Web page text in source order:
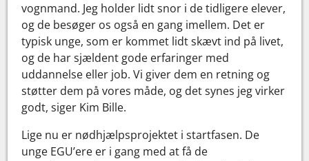
vognmand. Jeg holder lidt snor i de tidligere elever,
og de besøger os også en gang imellem. Det er
typisk unge, som er kommet lidt skævt ind på livet,
og de har sjældent gode erfaringer med
uddannelse eller job. Vi giver dem en retning og
støtter dem på vores måde, og det synes jeg virker
godt, siger Kim Bille.
Lige nu er nødhjælpsprojektet i startfasen. De
unge EGU’ere er i gang med at få de